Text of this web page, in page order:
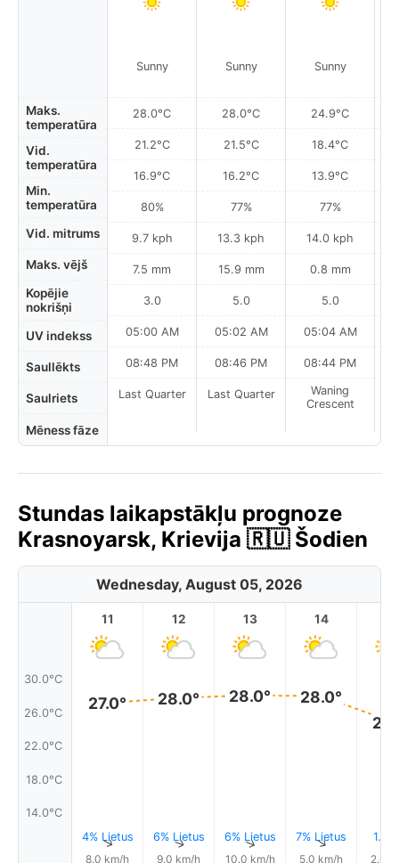
Maks.
temperatūra
Vid.
temperatūra
Min.
temperatūra
Vid. mitrums
Maks. vējš
Kopējie
nokrišņi
UV indekss
Saullēkts
Saulriets
Mēness fāze
Sunny
28.0°C
21.2°C
16.9°C
80%
9.7 kph
7.5 mm
3.0
05:00 AM
08:48 PM
Last Quarter
Sunny
28.0°C
21.5°C
16.2°C
77%
13.3 kph
15.9 mm
5.0
05:02 AM
08:46 PM
Last Quarter
Sunny
24.9°C
18.4°C
13.9°C
77%
14.0 kph
0.8 mm
5.0
05:04 AM
08:44 PM
Waning
Crescent
Stundas laikapstākļu prognoze
Krasnoyarsk, Krievija 🇷🇺 Šodien
Wednesday, August 05, 2026
30.0°C
26.0°C
22.0°C
18.0°C
14.0°C
11
27.0°
4% Lietus
↑
8.0 km/h
12
28.0°
6% Lietus
↑
9.0 km/h
13
28.0°
6% Lietus
↑
10.0 km/h
14
28.0°
7% Lietus
↑
5.0 km/h
1.2
2.0